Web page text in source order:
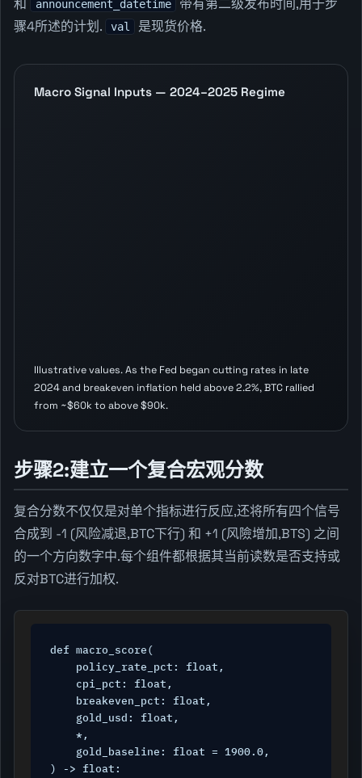
和
announcement_datetime
带有第二级发布时间,用于步
骤4所述的计划.
val 是现货价格.
Macro Signal Inputs — 2024–2025 Regime
Illustrative values. As the Fed began cutting rates in late
2024 and breakeven inflation held above 2.2%, BTC rallied
from ~$60k to above $90k.
步骤2:建立一个复合宏观分数
复合分数不仅仅是对单个指标进行反应,还将所有四个信号
合成到 -1 (风险减退,BTC下行) 和 +1 (风險增加,BTS) 之间
的一个方向数字中.每个组件都根据其当前读数是否支持或
反对BTC进行加权.
def macro_score(
    policy_rate_pct: float,
    cpi_pct: float,
    breakeven_pct: float,
    gold_usd: float,
    *,
    gold_baseline: float = 1900.0,
) -> float: